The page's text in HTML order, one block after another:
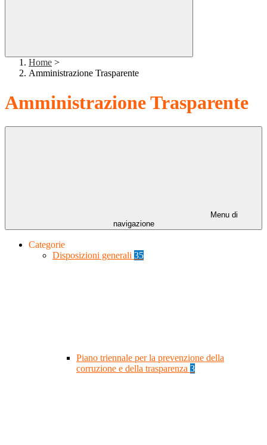
Home >
Amministrazione Trasparente
Amministrazione Trasparente
Menu di
navigazione
Categorie
Disposizioni generali 35
Piano triennale per la prevenzione della
corruzione e della trasparenza 3